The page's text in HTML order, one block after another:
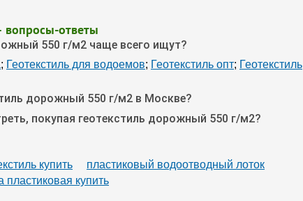
вопросы-ответы
550 г/м2 чаще всего ищут?
; Геотекстиль для водоемов; Геотекстиль опт; Геотекстиль
дорожный 550 г/м2 в Москве?
покупая геотекстиль дорожный 550 г/м2?
купить
пластиковый водоотводный лоток
пластиковая купить